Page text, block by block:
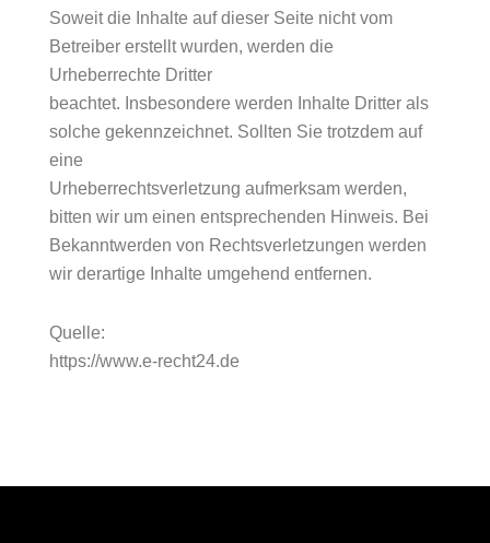
Soweit die Inhalte auf dieser Seite nicht vom
Betreiber erstellt wurden, werden die
Urheberrechte Dritter
beachtet. Insbesondere werden Inhalte Dritter als
solche gekennzeichnet. Sollten Sie trotzdem auf
eine
Urheberrechtsverletzung aufmerksam werden,
bitten wir um einen entsprechenden Hinweis. Bei
Bekanntwerden von Rechtsverletzungen werden
wir derartige Inhalte umgehend entfernen.
Quelle:
https://www.e-recht24.de